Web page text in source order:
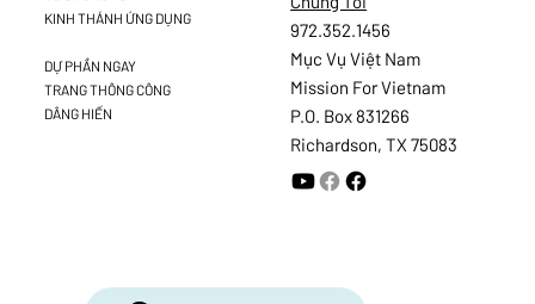
972.352.1456
Mục Vụ Việt Nam
Mission For Vietnam
P.O. Box 831266
Richardson, TX 75083
KINH THÁNH ỨNG DỤNG
DỰ PHẦN NGAY
TRANG THÔNG CÔNG
DÂNG HIẾN